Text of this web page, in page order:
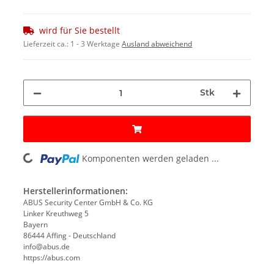
wird für Sie bestellt
Lieferzeit ca.: 1 - 3 WerktageAusland abweichend
Stk
Loading... Komponenten werden geladen ...
Herstellerinformationen:
ABUS Security Center GmbH & Co. KG
Linker Kreuthweg 5
Bayern
86444 Affing - Deutschland
info@abus.de
https://abus.com